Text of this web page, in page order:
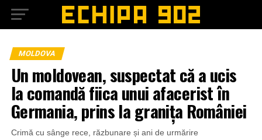
MOLDOVA
Un moldovean, suspectat că a ucis
la comandă fiica unui afacerist în
Germania, prins la granița României
Crimă cu sânge rece, răzbunare și ani de urmărire